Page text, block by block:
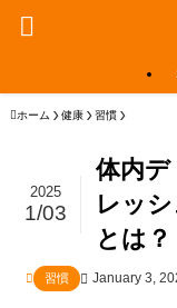
ホーム 健康 習慣
体内
レッ
とは？
2025
1/03
習慣 January 3,